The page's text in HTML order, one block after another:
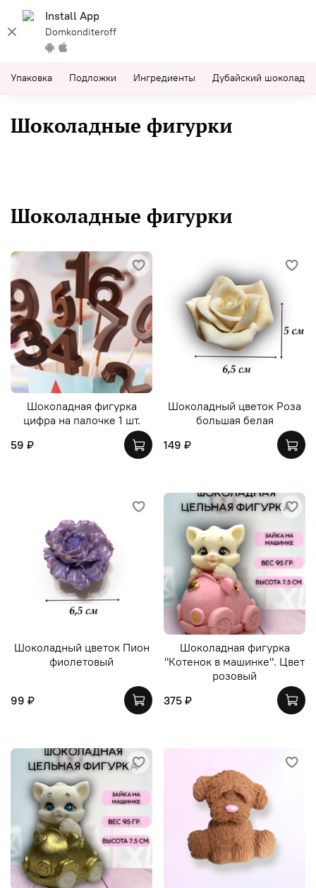
Install App
Domkonditeroff
Упаковка Подложки Ингредиенты Дубайский шоколад
Шоколадные фигурки
Шоколадные фигурки
Шоколадная фигурка
цифра на палочке 1 шт.
59 ₽
Шоколадный цветок Роза
большая белая
149 ₽
Шоколадный цветок Пион
фиолетовый
99 ₽
Шоколадная фигурка
"Котенок в машинке". Цвет
розовый
375 ₽